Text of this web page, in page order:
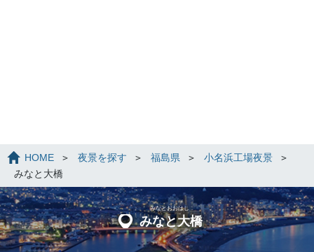
HOME 夜景を探す 福島県
小名浜工場夜景
みなと大橋
みなと大橋
みなとおおはし